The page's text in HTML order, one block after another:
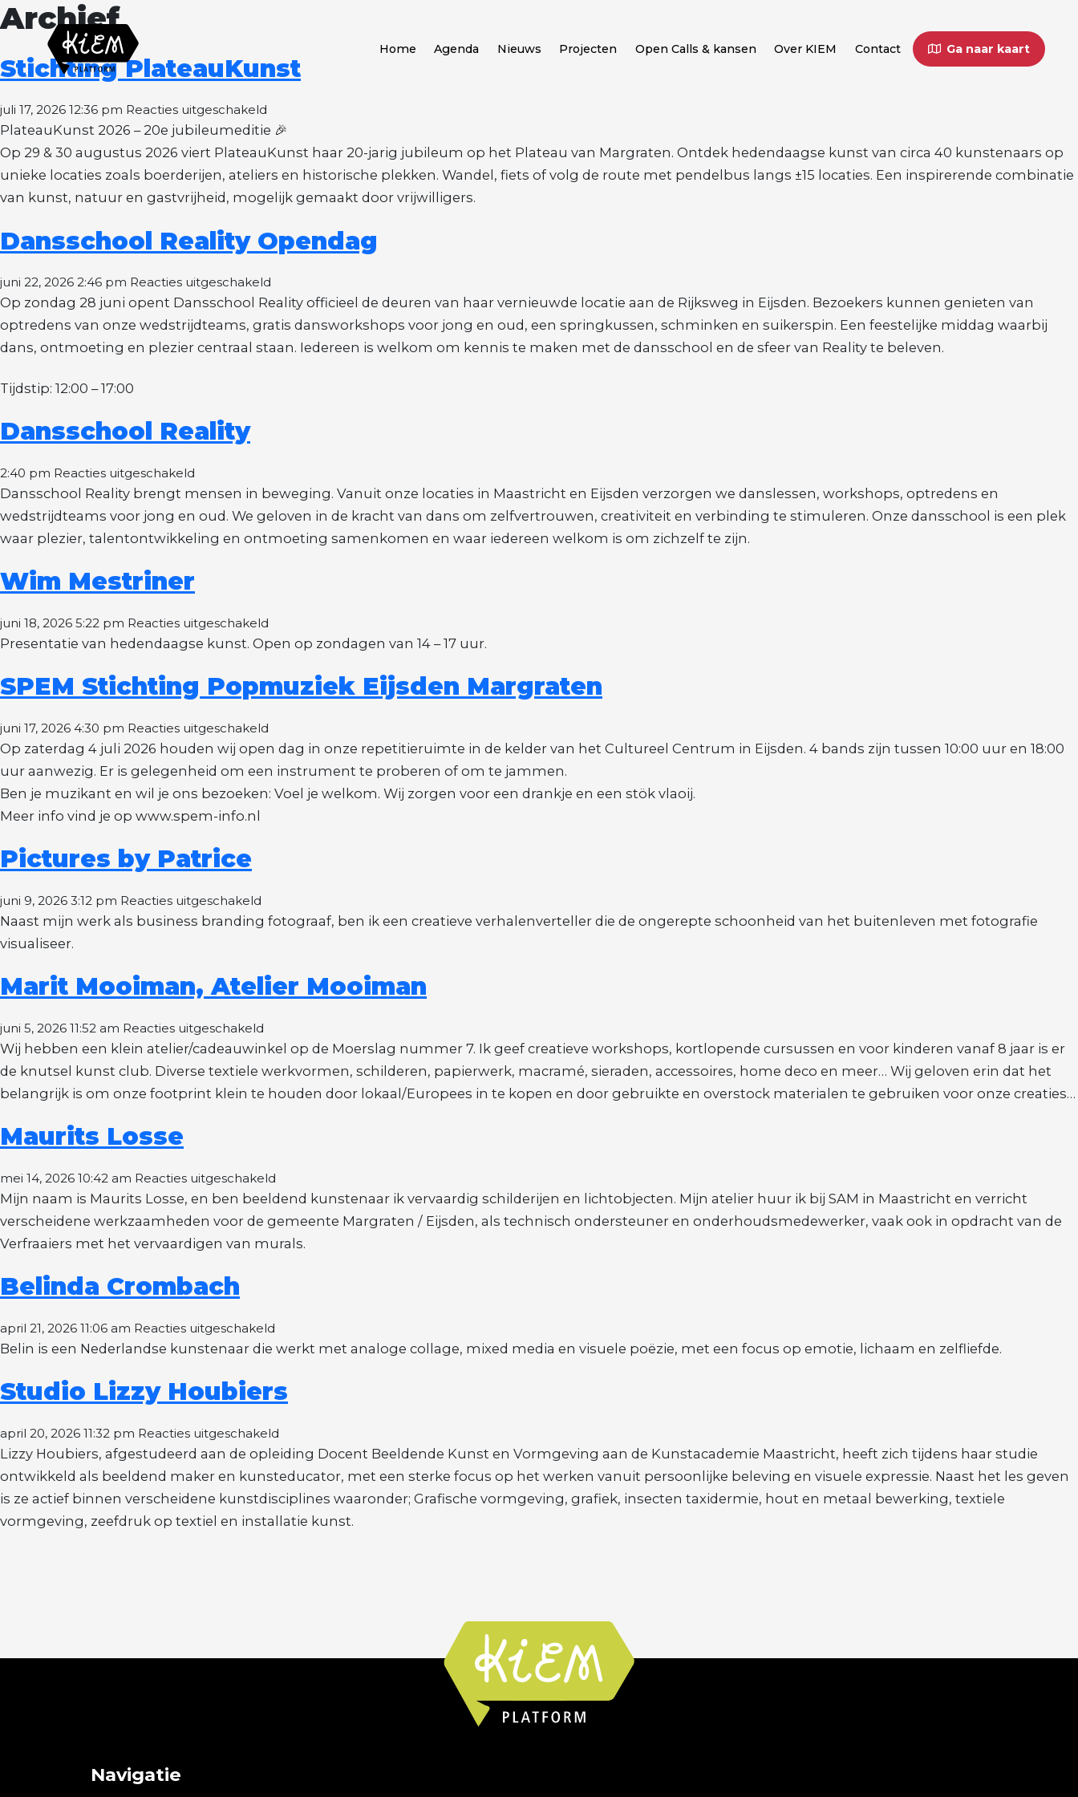
Home Agenda Nieuws Projecten Open Calls & kansen Over KIEM Contact Ga naar kaart
Archief
Stichting PlateauKunst
juli 17, 2026 12:36 pm Reacties uitgeschakeld
Stichting
PlateauKunst
PlateauKunst 2026 – 20e jubileumeditie 🎉
Op 29 & 30 augustus 2026 viert PlateauKunst haar 20-jarig jubileum op het Plateau van Margraten. Ontdek hedendaagse kunst van circa 40 kunstenaars op
unieke locaties zoals boerderijen, ateliers en historische plekken. Wandel, fiets of volg de route met pendelbus langs ±15 locaties. Een inspirerende combinatie
van kunst, natuur en gastvrijheid, mogelijk gemaakt door vrijwilligers.
Dansschool Reality Opendag
juni 22, 2026 2:46 pm Reacties uitgeschakeld
Dansschool
Reality
Opendag
Op zondag 28 juni opent Dansschool Reality officieel de deuren van haar vernieuwde locatie aan de Rijksweg in Eijsden. Bezoekers kunnen genieten van
optredens van onze wedstrijdteams, gratis dansworkshops voor jong en oud, een springkussen, schminken en suikerspin. Een feestelijke middag waarbij
dans, ontmoeting en plezier centraal staan. Iedereen is welkom om kennis te maken met de dansschool en de sfeer van Reality te beleven.
Tijdstip: 12:00 – 17:00
Dansschool Reality
2:40 pm Reacties uitgeschakeld
Dansschool
Reality
Dansschool Reality brengt mensen in beweging. Vanuit onze locaties in Maastricht en Eijsden verzorgen we danslessen, workshops, optredens en
wedstrijdteams voor jong en oud. We geloven in de kracht van dans om zelfvertrouwen, creativiteit en verbinding te stimuleren. Onze dansschool is een plek
waar plezier, talentontwikkeling en ontmoeting samenkomen en waar iedereen welkom is om zichzelf te zijn.
Wim Mestriner
juni 18, 2026 5:22 pm Reacties uitgeschakeld
Wim
Presentatie van hedendaagse kunst. Open op zondagen van 14 – 17 uur.
SPEM Stichting Popmuziek Eijsden Margraten
juni 17, 2026 4:30 pm Reacties uitgeschakeld
SPEM
Stichting
Popmuziek
Eijsden
Op zaterdag 4 juli 2026 houden wij open dag in onze repetitieruimte in de kelder van het Cultureel Centrum in Eijsden. 4 bands zijn tussen 10:00 uur en 18:00
uur aanwezig. Er is gelegenheid om een instrument te proberen of om te jammen.
Ben je muzikant en wil je ons bezoeken: Voel je welkom. Wij zorgen voor een drankje en een stök vlaoij.
Meer info vind je op www.spem-info.nl
Pictures by Patrice
juni 9, 2026 3:12 pm Reacties uitgeschakeld
Pictures
Naast mijn werk als business branding fotograaf, ben ik een creatieve verhalenverteller die de ongerepte schoonheid van het buitenleven met fotografie
visualiseer.
Marit Mooiman, Atelier Mooiman
juni 5, 2026 11:52 am Reacties uitgeschakeld
Marit
Mooiman,
Atelier
Mooiman
Wij hebben een klein atelier/cadeauwinkel op de Moerslag nummer 7. Ik geef creatieve workshops, kortlopende cursussen en voor kinderen vanaf 8 jaar is er
de knutsel kunst club. Diverse textiele werkvormen, schilderen, papierwerk, macramé, sieraden, accessoires, home deco en meer… Wij geloven erin dat het
belangrijk is om onze footprint klein te houden door lokaal/Europees in te kopen en door gebruikte en overstock materialen te gebruiken voor onze creaties…
Maurits Losse
mei 14, 2026 10:42 am Reacties uitgeschakeld
Maurits
Mijn naam is Maurits Losse, en ben beeldend kunstenaar ik vervaardig schilderijen en lichtobjecten. Mijn atelier huur ik bij SAM in Maastricht en verricht
verscheidene werkzaamheden voor de gemeente Margraten / Eijsden, als technisch ondersteuner en onderhoudsmedewerker, vaak ook in opdracht van de
Verfraaiers met het vervaardigen van murals.
Belinda Crombach
april 21, 2026 11:06 am Reacties uitgeschakeld
Belinda
Belin is een Nederlandse kunstenaar die werkt met analoge collage, mixed media en visuele poëzie, met een focus op emotie, lichaam en zelfliefde.
Studio Lizzy Houbiers
april 20, 2026 11:32 pm Reacties uitgeschakeld
Studio
Lizzy
Houbiers
Lizzy Houbiers, afgestudeerd aan de opleiding Docent Beeldende Kunst en Vormgeving aan de Kunstacademie Maastricht, heeft zich tijdens haar studie
ontwikkeld als beeldend maker en kunsteducator, met een sterke focus op het werken vanuit persoonlijke beleving en visuele expressie. Naast het les geven
is ze actief binnen verscheidene kunstdisciplines waaronder; Grafische vormgeving, grafiek, insecten taxidermie, hout en metaal bewerking, textiele
vormgeving, zeefdruk op textiel en installatie kunst.
Navigatie